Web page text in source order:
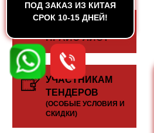
ПОД ЗАКАЗ ИЗ КИТАЯ
СРОК 10-15 ДНЕЙ!
СКАЧАТЬ
ПРАЙС-ЛИСТ
УЧАСТНИКАМ
ТЕНДЕРОВ
(ОСОБЫЕ УСЛОВИЯ И
СКИДКИ)